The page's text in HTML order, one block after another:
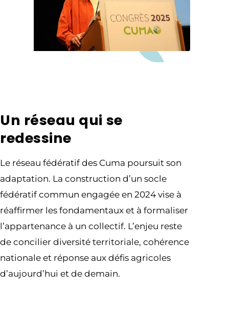
Un réseau qui se
redessine
Le réseau fédératif des Cuma poursuit son
adaptation. La construction d’un socle
fédératif commun engagée en 2024 vise à
réaffirmer les fondamentaux et à formaliser
l’appartenance à un collectif. L’enjeu reste
de concilier diversité territoriale, cohérence
nationale et réponse aux défis agricoles
d’aujourd’hui et de demain.